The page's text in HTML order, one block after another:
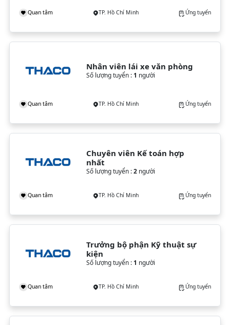
Quan tâm TP. Hồ Chí Minh Ứng tuyển
Nhân viên lái xe văn phòng
Số lượng tuyển : 1 người
Quan tâm TP. Hồ Chí Minh Ứng tuyển
Chuyên viên Kế toán hợp
nhất
Số lượng tuyển :2người
Quan tâm TP. Hồ Chí Minh Ứng tuyển
Trưởng bộ phận Kỹ thuật sự
kiện
Số lượng tuyển : 1 người
Quan tâm TP. Hồ Chí Minh Ứng tuyển